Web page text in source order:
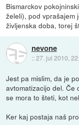
Bismarckov
želeli), pod vprašajem
življenska doba, torej
nevone
::27. jul 2010,
Jest pa mislim, da je
avtomatizacijo del. Če
se mora to šteti, kot
Ker kaj postaja naš